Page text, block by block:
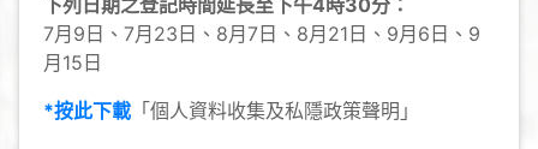
7月9日、7月23日、8月7日、8月21日、9月6日、9
月15日
*按此下載 「個人資料收集及私隱政策聲明」